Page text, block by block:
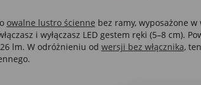
owalne lustro ścienne bez ramy, wyposażone
i wyłączasz LED gestem ręki (5–8 cm).
lm. W odróżnieniu od wersji bez włącznika,